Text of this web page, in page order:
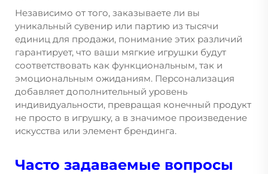
Независимо от того, заказываете ли вы
уникальный сувенир или партию из тысячи
единиц для продажи, понимание этих различий
гарантирует, что ваши мягкие игрушки будут
соответствовать как функциональным, так и
эмоциональным ожиданиям. Персонализация
добавляет дополнительный уровень
индивидуальности, превращая конечный продукт
не просто в игрушку, а в значимое произведение
искусства или элемент брендинга.
Часто задаваемые вопросы